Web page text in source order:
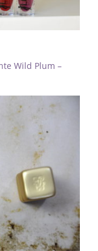
Wild Plum –